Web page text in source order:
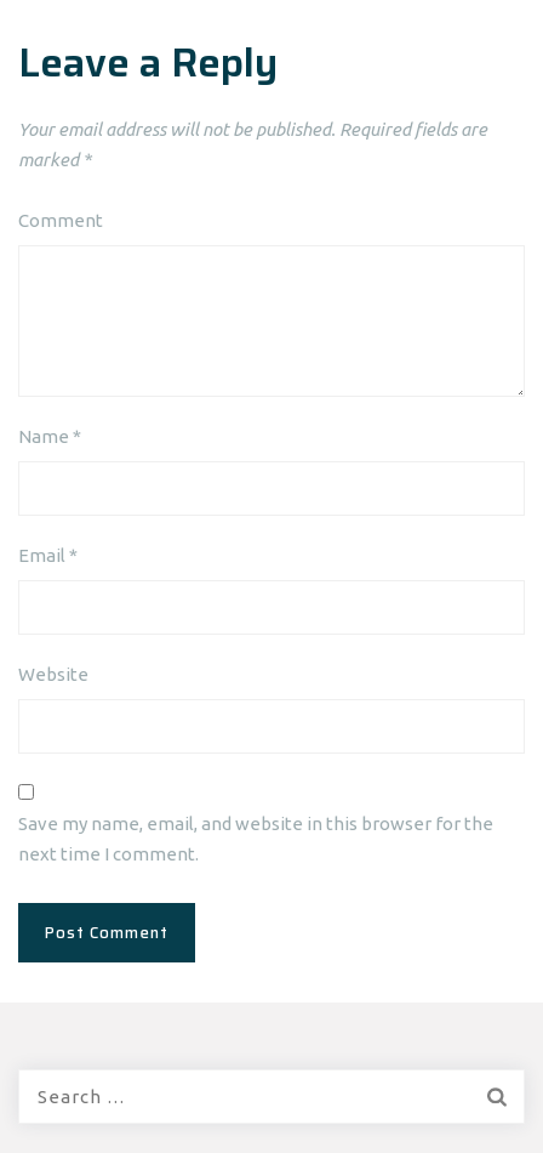
Leave a Reply
Your email address will not be published. Required fields are
marked*
Comment
Name *
Email *
Website
Save my name, email, and website in this browser for the
next time I comment.